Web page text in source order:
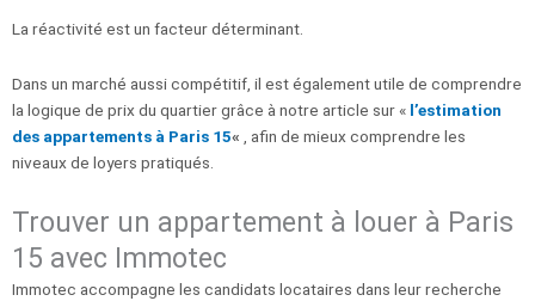
La réactivité est un facteur déterminant.
Dans un marché aussi compétitif, il est également utile de comprendre
la logique de prix du quartier grâce à notre article sur « l’estimation
des appartements à Paris 15«
, afin de mieux comprendre les
niveaux de loyers pratiqués.
Trouver un appartement à louer à Paris
15 avec Immotec
Immotec accompagne les candidats locataires dans leur recherche